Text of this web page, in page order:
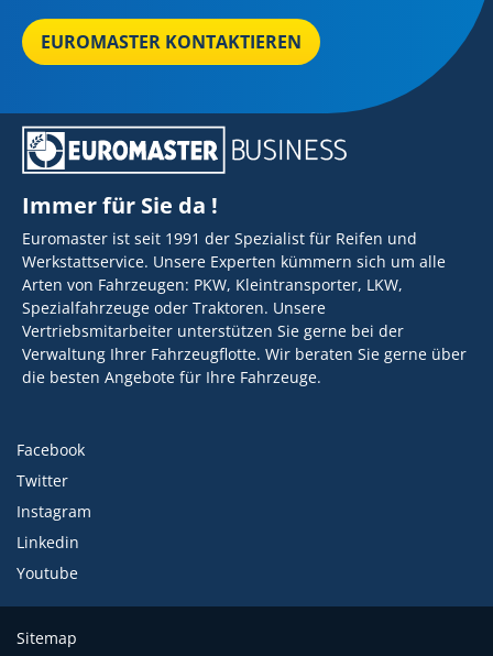
EUROMASTER KONTAKTIEREN
Immer für Sie da !
Euromaster ist seit 1991 der Spezialist für Reifen und
Werkstattservice. Unsere Experten kümmern sich um alle
Arten von Fahrzeugen: PKW, Kleintransporter, LKW,
Spezialfahrzeuge oder Traktoren. Unsere
Vertriebsmitarbeiter unterstützen Sie gerne bei der
Verwaltung Ihrer Fahrzeugflotte. Wir beraten Sie gerne über
die besten Angebote für Ihre Fahrzeuge.
Facebook
Twitter
Instagram
Linkedin
Youtube
Sitemap